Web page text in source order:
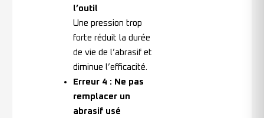
l’outil
Une pression trop
forte réduit la durée
de vie de l’abrasif et
diminue l’efficacité.
Erreur 4 : Ne pas
remplacer un
abrasif usé